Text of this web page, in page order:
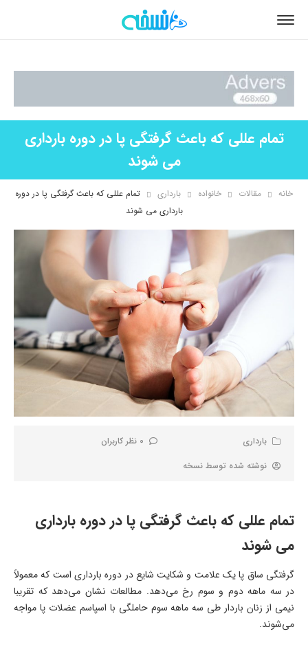
تمام عللی که باعث گرفتگی پا در دوره بارداری
می شوند
خانه مقالات خانواده بارداری
تمام عللی که باعث گرفتگی پا در دوره
بارداری می شوند
بارداری
0 نظر کاربران
نوشته شده توسط نسخه
تمام عللی که باعث گرفتگی پا در دوره بارداری
می شوند
گرفتگی ساق پا یک علامت و شکایت شایع در دوره بارداری است که معمولاً
در سه ماهه دوم و سوم رخ می‌دهد. مطالعات نشان می‌دهد که تقریبا
نیمی از زنان باردار طی سه ماهه سوم حاملگی با اسپاسم عضلات پا مواجه
می‌شوند.